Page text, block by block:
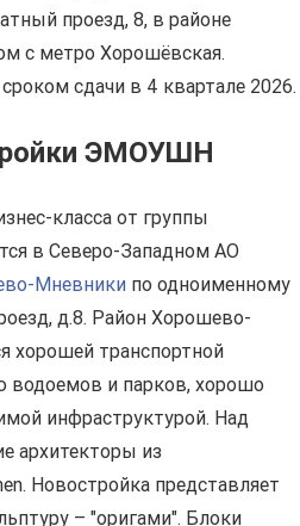
проезд, 8, в районе
с метро Хорошёвская.
сдачи в 4 квартале 2026.
ЭМОУШН
класса от группы
в Северо-Западном АО
Мневники по одноименному
д.8. Район Хорошево-
хорошей транспортной
водоемов и парков, хорошо
инфраструктурой. Над
архитекторы из
Новостройка представляет
– "оригами". Блоки